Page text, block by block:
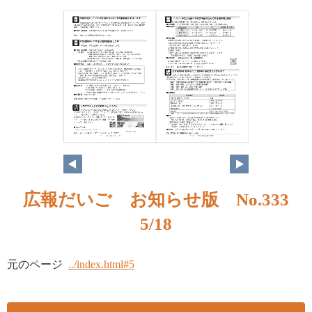
広報だいご お知らせ版 No.333
5/18
元のページ ../index.html#5